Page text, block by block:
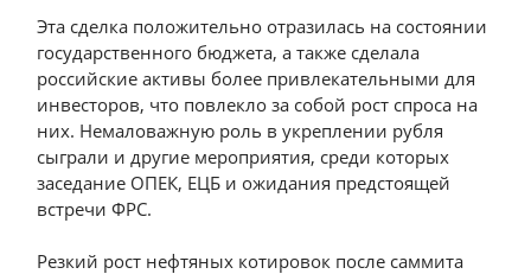
Эта сделка положительно отразилась на состоянии
государственного бюджета, а также сделала
российские активы более привлекательными для
инвесторов, что повлекло за собой рост спроса на
них. Немаловажную роль в укреплении рубля
сыграли и другие мероприятия, среди которых
заседание ОПЕК, ЕЦБ и ожидания предстоящей
встречи ФРС.
Резкий рост нефтяных котировок после саммита